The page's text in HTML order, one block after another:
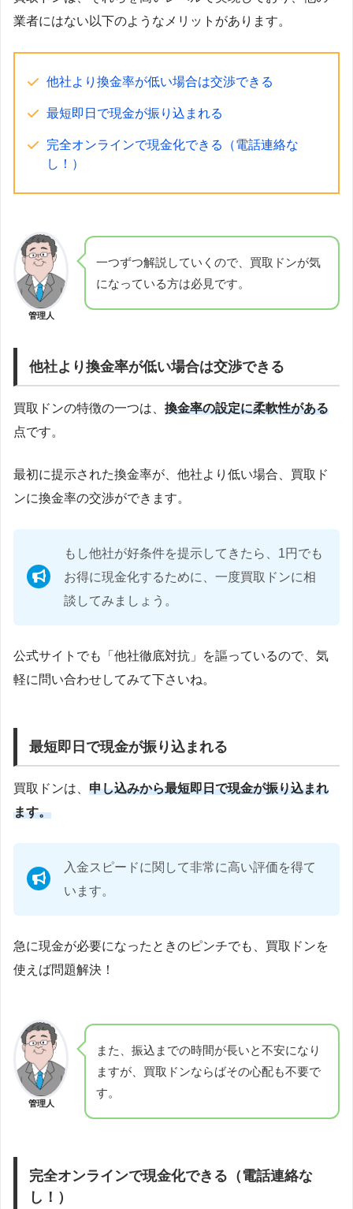
業者にはない以下のようなメリットがあります。
他社より換金率が低い場合は交渉できる
最短即日で現金が振り込まれる
完全オンラインで現金化できる（電話連絡な
し！）
管理人
一つずつ解説していくので、買取ドンが気
になっている方は必見です。
他社より換金率が低い場合は交渉できる
買取ドンの特徴の一つは、 換金率の設定に柔軟性がある
点です。
最初に提示された換金率が、他社より低い場合、買取ド
ンに換金率の交渉ができます。
もし他社が好条件を提示してきたら、1円でも
お得に現金化するために、一度買取ドンに相
談してみましょう。
公式サイトでも「他社徹底対抗」を謳っているので、気
軽に問い合わせしてみて下さいね。
最短即日で現金が振り込まれる
買取ドンは、 申し込みから最短即日で現金が振り込まれ
ます。
入金スピードに関して非常に高い評価を得て
います。
急に現金が必要になったときのピンチでも、買取ドンを
使えば問題解決！
管理人
また、振込までの時間が長いと不安になり
ますが、買取ドンならばその心配も不要で
す。
完全オンラインで現金化できる（電話連絡な
し！）